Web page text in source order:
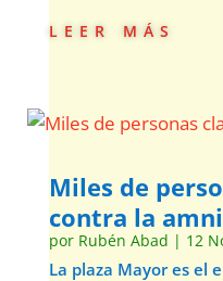
leer más
Miles de
contra la
por Rubén Abad | 12
La plaza Mayor es el